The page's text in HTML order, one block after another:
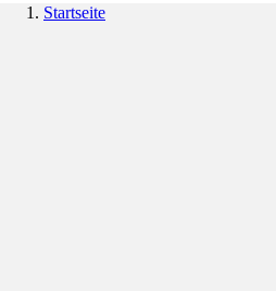
Startseite